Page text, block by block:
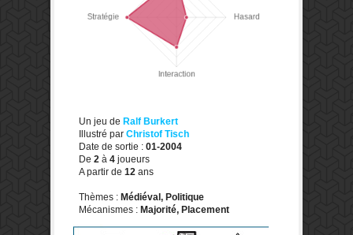
Un jeu de Ralf Burkert
Illustré par Christof Tisch
Date de sortie : 01-2004
De 2 à 4 joueurs
A partir de 12 ans
Thèmes : Médiéval, Politique
Mécanismes : Majorité, Placement